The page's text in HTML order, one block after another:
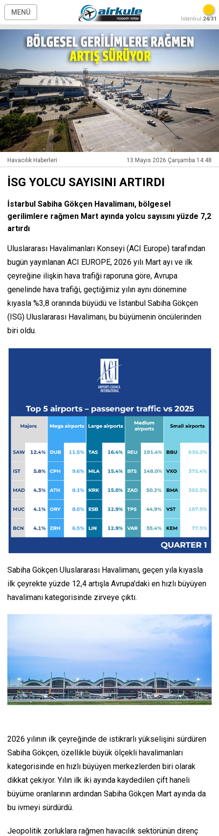
MENÜ
İstanbul 24/31
Havacılık Haberleri 13 Mayıs 2026 Çarşamba 14:48
İSG YOLCU SAYISINI ARTIRDI
İstarbul Sabiha Gökçen Havalimanı, bölgesel
gerilimlere rağmen Mart ayında yolcu sayısını yüzde 7,2
artırdı
Uluslararası Havalimanları Konseyi (ACI Europe) tarafından
bugün yayınlanan ACI EUROPE, 2026 yılı Mart ayı ve ilk
çeyreğine ilişkin hava trafiği raporuna göre, Avrupa
genelinde hava trafiği, geçtiğimiz yılın aynı dönemine
kıyasla %3,8 oranında büyüdü ve İstanbul Sabiha Gökçen
(ISG) Uluslararası Havalimanı, bu büyümenin öncülerinden
biri oldu.
Sabiha Gökçen Uluslararası Havalimanı, geçen yıla kıyasla
ilk çeyrekte yüzde 12,4 artışla Avrupa'daki en hızlı büyüyen
havalimanı kategorisinde zirveye çıktı.
2026 yılının ilk çeyreğinde de istikrarlı yükselişini sürdüren
Sabiha Gökçen, özellikle büyük ölçekli havalimanları
kategorisinde en hızlı büyüyen merkezlerden biri olarak
dikkat çekiyor. Yılın ilk iki ayında kaydedilen çift haneli
büyüme oranlarının ardından Sabiha Gökçen Mart ayında da
bu ivmeyi sürdürdü.
Jeopolitik zorluklara rağmen havacılık sektörünün direnç